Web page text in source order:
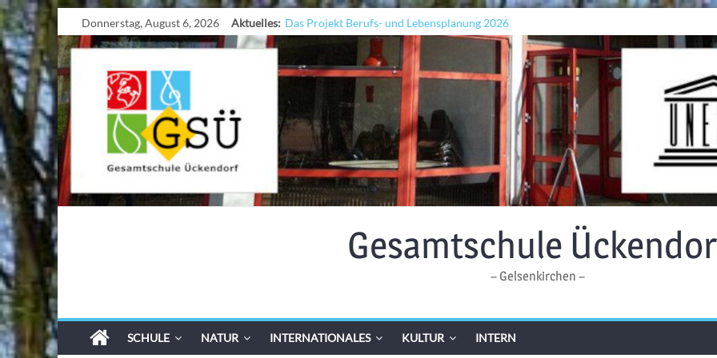
Donnerstag, August 6, 2026 Aktuelles: Das Projekt Berufs- und Lebensplanung 2026
UNESCO Stadtradeln „Grenzen überwinden“
Sicherheit auf den Wellen: Lehrkräfte bilden sich in Alicante fort
Gesamtschule
– Gelsenkirchen –
SCHULE NATUR INTERNATIONALES KULTUR INTERN